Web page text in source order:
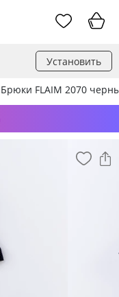
Установить
Брюки FLAIM 2070